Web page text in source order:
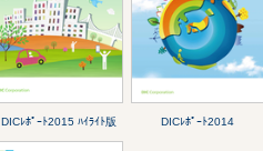
DICﾚﾎﾟｰﾄ2015 ﾊｲﾗｲﾄ版 DICﾚﾎﾟｰﾄ2014